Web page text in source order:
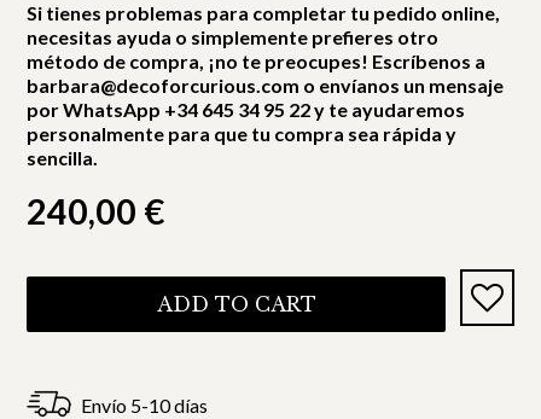
Si tienes problemas para completar tu pedido online,
necesitas ayuda o simplemente prefieres otro
método de compra, ¡no te preocupes! Escríbenos a
barbara@decoforcurious.com o envíanos un mensaje
por WhatsApp +34 645 34 95 22 y te ayudaremos
personalmente para que tu compra sea rápida y
sencilla.
240,00 €
ADD TO CART
Envío 5-10 días